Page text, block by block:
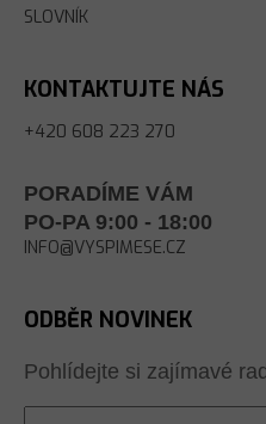
SLOVNÍK
KONTAKTUJTE NÁS
+420 608 223 270
PORADÍME VÁM
PO-PA 9:00 - 18:00
INFO@VYSPIMESE.CZ
ODBĚR NOVINEK
Pohlídejte si zajímavé